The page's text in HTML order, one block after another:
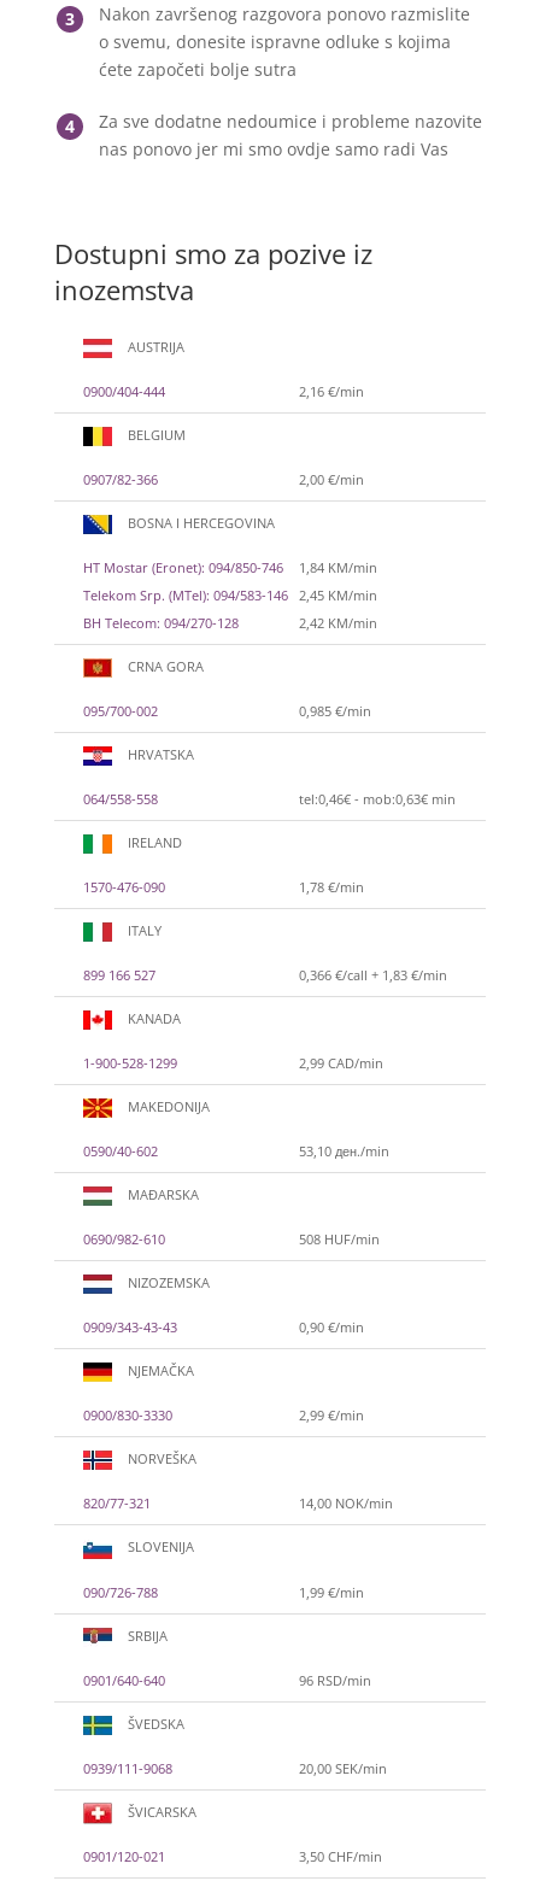
3
Nakon završenog razgovora ponovo razmislite
o svemu, donesite ispravne odluke s kojima
ćete započeti bolje sutra
4
Za sve dodatne nedoumice i probleme nazovite
nas ponovo jer mi smo ovdje samo radi Vas
Dostupni smo za pozive iz
inozemstva
AUSTRIJA
0900/404-444 2,16 €/min
BELGIUM
0907/82-366 2,00 €/min
BOSNA I HERCEGOVINA
HT Mostar (Eronet): 094/850-746
1,84 KM/min
Telekom Srp. (MTel): 094/583-146
2,45 KM/min
BH Telecom: 094/270-128
2,42 KM/min
CRNA GORA
095/700-002 0,985 €/min
HRVATSKA
064/558-558 tel:0,46€ - mob:0,63€ min
IRELAND
1570-476-090 1,78 €/min
ITALY
899 166 527 0,366 €/call + 1,83 €/min
KANADA
1-900-528-1299 2,99 CAD/min
MAKEDONIJA
0590/40-602 53,10 ден./min
MAĐARSKA
0690/982-610 508 HUF/min
NIZOZEMSKA
0909/343-43-43 0,90 €/min
NJEMAČKA
0900/830-3330 2,99 €/min
NORVEŠKA
820/77-321 14,00 NOK/min
SLOVENIJA
090/726-788 1,99 €/min
SRBIJA
0901/640-640 96 RSD/min
ŠVEDSKA
0939/111-9068 20,00 SEK/min
ŠVICARSKA
0901/120-021 3,50 CHF/min
Tarot savjetnik je zauzet